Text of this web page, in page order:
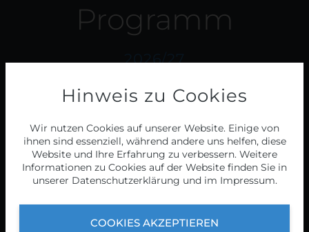
Programm
2026/27
Von Grundkursen, Ötztaler Rundtouren,
Wochenprogramm bis Hochalpines
Hüttentrekking und noch vieles mehr.
Wir haben Sommer wie Winter ein
abwechslungsreiches Programm, hier ist
für jeden etwas dabei.
Hinweis zu Cookies
Wir nutzen Cookies auf unserer Website. Einige von
ihnen sind essenziell, während andere uns helfen, diese
Website und Ihre Erfahrung zu verbessern. Weitere
Informationen zu Cookies auf der Website finden Sie in
unserer Datenschutzerklärung und im Impressum.
COOKIES AKZEPTIEREN